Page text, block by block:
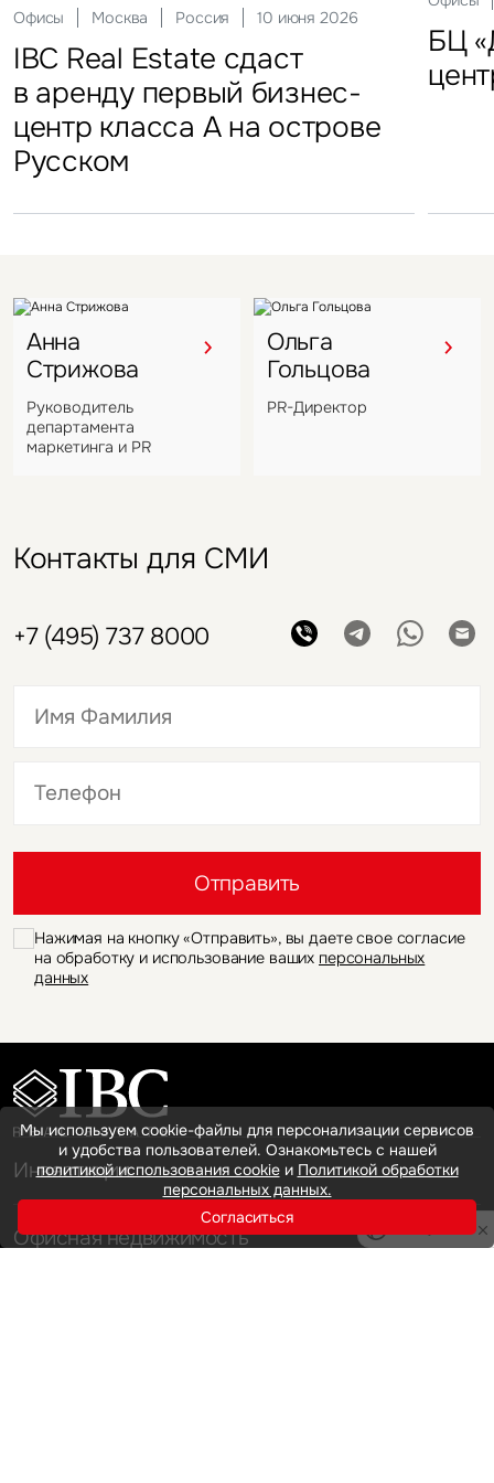
Офисы Москва Россия 10 июня 2026
IBC Real Estate сдаст
в аренду первый бизнес-
центр класса А на острове
Русском
БЦ
FFF group – новый резидент
«Атлант-Парк»
Гостиницы Москва Россия 18 ноября 2025
Новый Crocus Fitness
Петровский парк откроется
в отеле Hyatt Regency
Инвестиции Москва Россия 22 мая 2025
Один из крупнейших
гостиничных комплексов
Подмосковья перешел
под управление компании
29
«Солнце Москвы», ВДНХ
Анна
Стрижова
Руководитель
департамента
маркетинга и PR
Ольга
Гольцова
PR-Директор
Контакты для СМИ
+7 (495) 737 8000
Отправить
Нажимая на кнопку «Отправить», вы даете свое согласие
на обработку и использование ваших персональных
данных
Инвестиции
Офисная недвижимость
Мы используем cookie-файлы для персонализации сервисов
и удобства пользователей. Ознакомьтесь с нашей
политикой использования cookieи Политикой обработки
персональных данных.
Согласиться